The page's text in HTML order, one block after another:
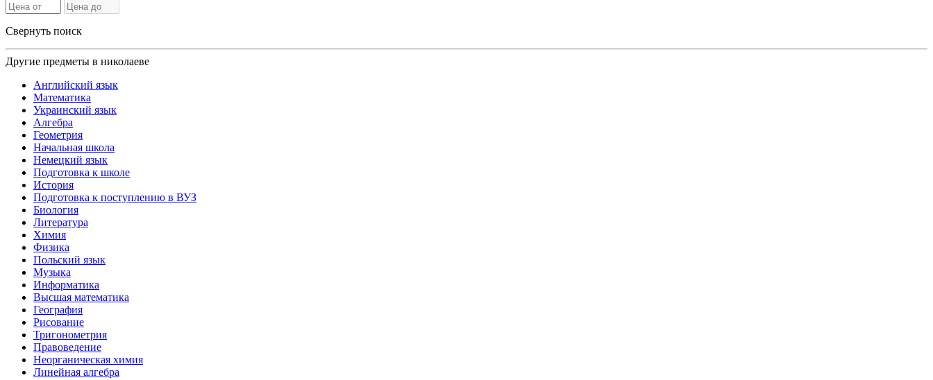
Свернуть поиск
Другие предметы в николаеве
Английский язык
Математика
Украинский язык
Алгебра
Геометрия
Начальная школа
Немецкий язык
Подготовка к школе
История
Подготовка к поступлению в ВУЗ
Биология
Литература
Химия
Физика
Польский язык
Музыка
Информатика
Высшая математика
География
Рисование
Тригонометрия
Правоведение
Неорганическая химия
Линейная алгебра